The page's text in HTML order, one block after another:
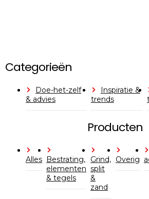
Categorieën
Doe-het-zelf
& advies
Inspiratie &
trends
Producten
Alles Bestrating,
elementen
& tegels
Grind,
split
&
zand
Overig